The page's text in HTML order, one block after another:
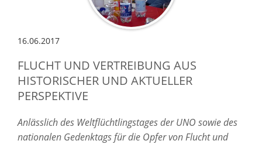
16.06.2017
FLUCHT UND VERTREIBUNG AUS
HISTORISCHER UND AKTUELLER
PERSPEKTIVE
Anlässlich des Weltflüchtlingstages der UNO sowie des
nationalen Gedenktags für die Opfer von Flucht und